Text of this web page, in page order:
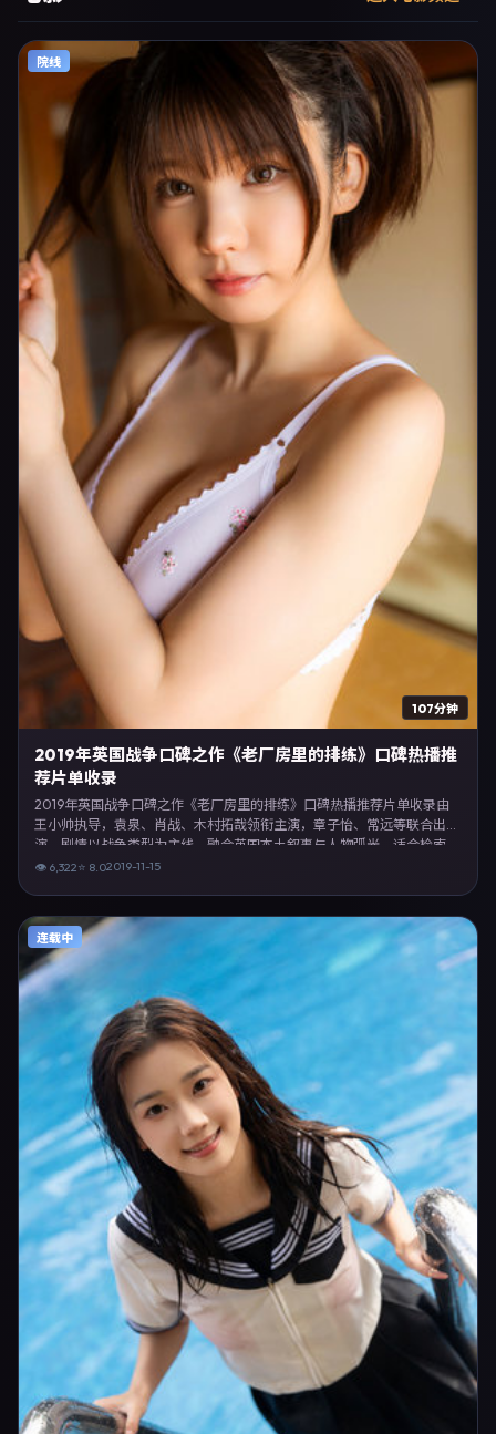
院线
107分钟
2019年英国战争口碑之作《老厂房里的排练》口碑热播推
荐片单收录
2019年英国战争口碑之作《老厂房里的排练》口碑热播推荐片单收录由
王小帅执导，袁泉、肖战、木村拓哉领衔主演，章子怡、常远等联合出
演。剧情以战争类型为主线，融合英国本土叙事与人物弧光，适合检索
「战争电影 英国 王小帅 袁泉」等关键词的观众。2019年11月15日起在英
👁 6,322⭐ 8.02019-11-15
连载中